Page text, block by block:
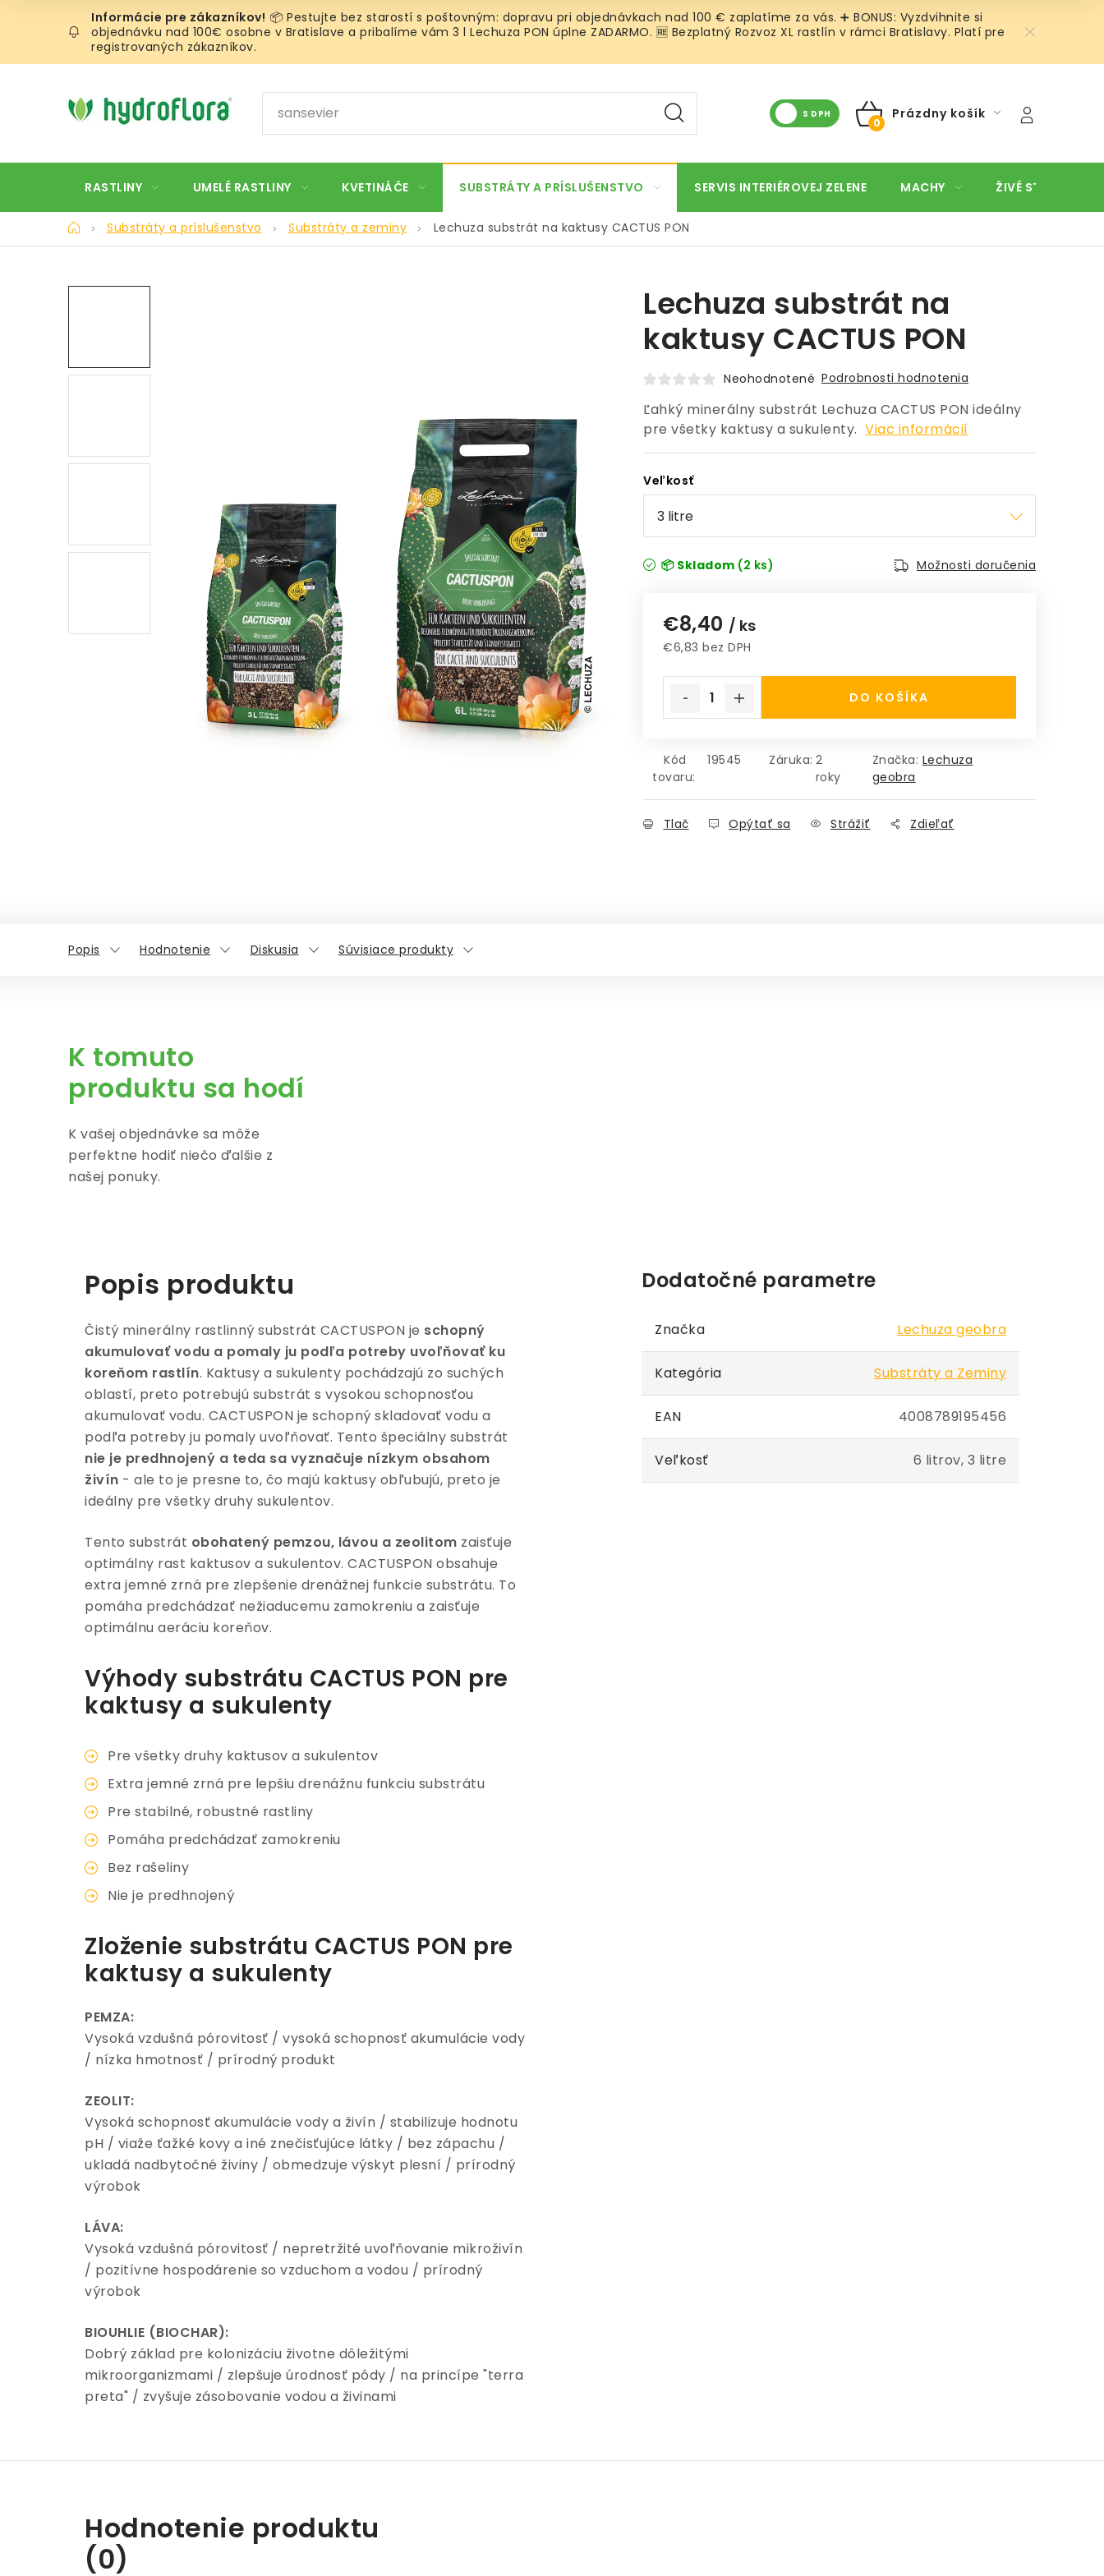
📦 Pestujte bez starostí s poštovným: dopravu pri objednávkach nad 100 € zaplatíme za vás. ➕ BONUS: Vyzdvihnite si
objednávku nad 100€ osobne v Bratislave a pribalíme vám 3 l Lechuza PON úplne ZADARMO. 🆓 Bezplatný Rozvoz XL rastlín v rámci Bratislavy. Platí pre
registrovaných zákazníkov.
S DPH
NÁKUPNÝ
Prázdny košík
RASTLINY UMELÉ RASTLINY KVETINÁČE SUBSTRÁTY A PRÍSLUŠENSTVO SERVIS INTERIÉROVEJ ZELENE MACHY ŽIVÉ STENY
DomovSubstráty a príslušenstvo Substráty a zeminy Lechuza substrát na kaktusy CACTUS PON
Lechuza substrát na
kaktusy CACTUS PON
Neohodnotené Podrobnosti hodnotenia
Ľahký minerálny substrát Lechuza CACTUS PON ideálny
pre všetky kaktusy a sukulenty. Viac informácií
Veľkosť
📦 Skladom (2 ks) Možnosti doručenia
€8,40 / ks
€6,83 bez DPH
DO KOŠÍKA
Kód
tovaru:
19545 Záruka: 2
roky
Značka: Lechuza
geobra
Tlač Opýtať sa Strážiť Zdieľať
Popis Hodnotenie Diskusia Súvisiace produkty
K tomuto
produktu sa hodí
K vašej objednávke sa môže
perfektne hodiť niečo ďalšie z
našej ponuky.
Popis produktu
Čistý minerálny rastlinný substrát CACTUSPON je schopný
akumulovať vodu a pomaly ju podľa potreby uvoľňovať ku
koreňom rastlín. Kaktusy a sukulenty pochádzajú zo suchých
oblastí, preto potrebujú substrát s vysokou schopnosťou
akumulovať vodu. CACTUSPON je schopný skladovať vodu a
podľa potreby ju pomaly uvoľňovať. Tento špeciálny substrát
nie je predhnojený a teda sa vyznačuje nízkym obsahom
živín - ale to je presne to, čo majú kaktusy obľubujú, preto je
ideálny pre všetky druhy sukulentov.
Tento substrát obohatený pemzou, lávou a zeolitom zaisťuje
optimálny rast kaktusov a sukulentov. CACTUSPON obsahuje
extra jemné zrná pre zlepšenie drenážnej funkcie substrátu. To
pomáha predchádzať nežiaducemu zamokreniu a zaisťuje
optimálnu aeráciu koreňov.
Výhody substrátu CACTUS PON pre
kaktusy a sukulenty
Pre všetky druhy kaktusov a sukulentov
Extra jemné zrná pre lepšiu drenážnu funkciu substrátu
Pre stabilné, robustné rastliny
Pomáha predchádzať zamokreniu
Bez rašeliny
Nie je predhnojený
Zloženie substrátu CACTUS PON pre
kaktusy a sukulenty
PEMZA:
Vysoká vzdušná pórovitosť / vysoká schopnosť akumulácie vody
/ nízka hmotnosť / prírodný produkt
ZEOLIT:
Vysoká schopnosť akumulácie vody a živín / stabilizuje hodnotu
pH / viaže ťažké kovy a iné znečisťujúce látky / bez zápachu /
ukladá nadbytočné živiny / obmedzuje výskyt plesní / prírodný
výrobok
LÁVA:
Vysoká vzdušná pórovitosť / nepretržité uvoľňovanie mikroživín
/ pozitívne hospodárenie so vzduchom a vodou / prírodný
výrobok
BIOUHLIE (BIOCHAR):
Dobrý základ pre kolonizáciu životne dôležitými
mikroorganizmami / zlepšuje úrodnosť pôdy / na princípe "terra
preta" / zvyšuje zásobovanie vodou a živinami
Dodatočné parametre
Značka Lechuza geobra
Kategória Substráty a Zeminy
EAN 4008789195456
Veľkosť 6 litrov, 3 litre
Hodnotenie produktu
(0)